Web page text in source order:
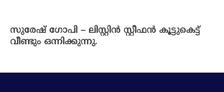
സുരേഷ് ഗോപി – ലിസ്റ്റിൻ സ്റ്റീഫൻ കൂട്ടുകെട്ട്
വീണ്ടും ഒന്നിക്കുന്നു.